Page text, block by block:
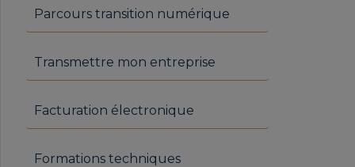
Parcours transition numérique
Transmettre mon entreprise
Facturation électronique
Formations techniques